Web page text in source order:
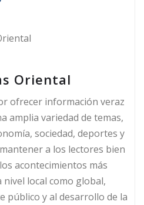
Oriental
ofrecer información veraz
amplia variedad de temas,
sociedad, deportes y
a los lectores bien
acontecimientos más
local como global,
público y al desarrollo de la